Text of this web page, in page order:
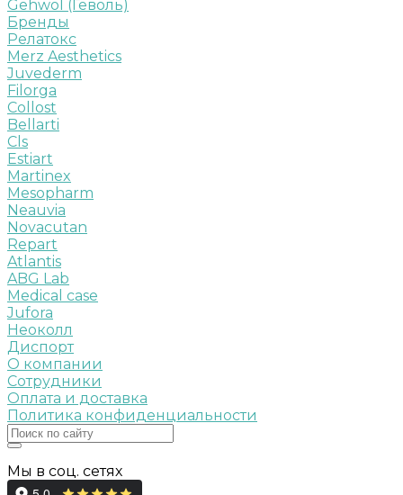
Gehwol (Геволь)
Бренды
Релатокс
Merz Aesthetics
Juvederm
Filorga
Collost
Bellarti
Cls
Estiart
Martinex
Mesopharm
Neauvia
Novacutan
Repart
Atlantis
ABG Lab
Medical case
Jufora
Неоколл
Диспорт
О компании
Сотрудники
Оплата и доставка
Политика конфиденциальности
Мы в соц. сетях